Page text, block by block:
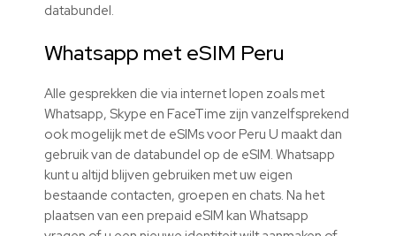
databundel.
Whatsapp met eSIM Peru
Alle gesprekken die via internet lopen zoals met
Whatsapp, Skype en FaceTime zijn vanzelfsprekend
ook mogelijk met de eSIMs voor Peru U maakt dan
gebruik van de databundel op de eSIM. Whatsapp
kunt u altijd blijven gebruiken met uw eigen
bestaande contacten, groepen en chats. Na het
plaatsen van een prepaid eSIM kan Whatsapp